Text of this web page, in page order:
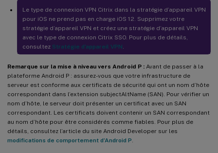
Le type de connexion VPN Citrix dans la stratégie d’appareil VPN
pour iOS ne prend pas en charge iOS 12. Supprimez votre
stratégie d’appareil VPN et créez une stratégie d’appareil VPN
avec le type de connexion Citrix SSO. Pour plus de détails,
consultez Stratégie d’appareil VPN
Remarque sur la mise à niveau vers Android P : Avant de passer à la
plateforme Android P : assurez-vous que votre infrastructure de
serveur est conforme aux certificats de sécurité qui ont un nom d’hôte
correspondant dans l’extension subjectAltName (SAN). Pour vérifier un
nom d’hôte, le serveur doit présenter un certificat avec un SAN
correspondant. Les certificats doivent contenir un SAN correspondant
au nom d’hôte pour être considérés comme fiables. Pour plus de
détails, consultez l’article du site Android Developer sur les
modifications de comportement d’Android P